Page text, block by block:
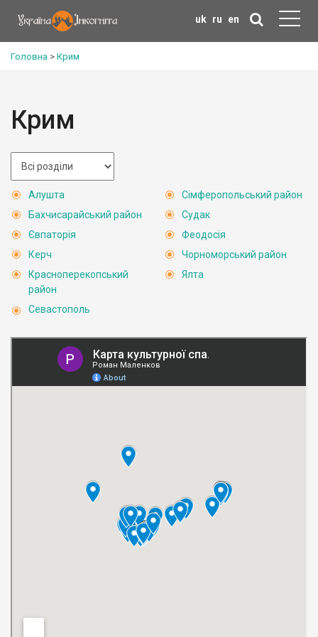
uk ru en
Головна > Крим
Крим
Алушта
Бахчисарайський район
Євпаторія
Керч
Красноперекопський
район
Севастополь
Сімферопольський район
Судак
Феодосія
Чорноморський район
Ялта